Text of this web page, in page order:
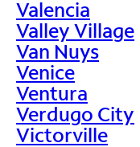
Valencia
Valley Village
Van Nuys
Venice
Ventura
Verdugo City
Victorville